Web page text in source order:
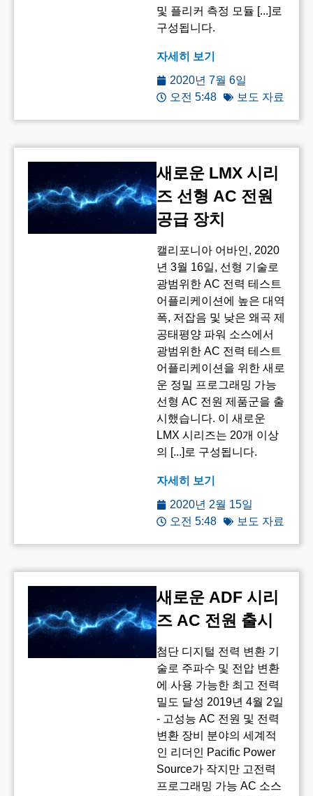
및 플리커 측정 모듈 [...]로
구성됩니다.
자세히 보기
2020년 7월 6일
오전 5:48
보도 자료
새로운 LMX 시리
즈 선형 AC 전원
공급 장치
캘리포니아 어바인, 2020
년 3월 16일, 선형 기술로
광범위한 AC 전력 테스트
어플리케이션에 높은 대역
폭, 저잡음 및 낮은 왜곡 제
공태평양 파워 소스에서
광범위한 AC 전력 테스트
어플리케이션을 위한 새로
운 정밀 프로그래밍 가능
선형 AC 전원 제품군을 출
시했습니다. 이 새로운
LMX 시리즈는 20개 이상
의 [...]로 구성됩니다.
자세히 보기
2020년 2월 15일
오전 5:48
보도 자료
새로운 ADF 시리
즈 AC 전원 출시
첨단 디지털 전력 변환 기
술로 주파수 및 전압 변환
에 사용 가능한 최고 전력
밀도 달성 2019년 4월 2일
- 고성능 AC 전원 및 전력
변환 장비 분야의 세계적
인 리더인 Pacific Power
Source가 작지만 고전력
프로그래밍 가능 AC 소스